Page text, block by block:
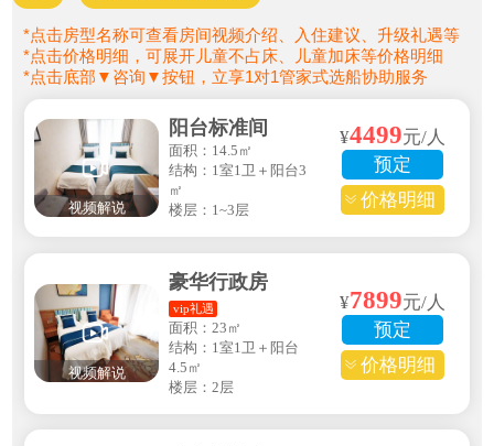
*点击房型名称可查看房间视频介绍、入住建议、升级礼遇等
*点击价格明细，可展开儿童不占床、儿童加床等价格明细
*点击底部▼咨询▼按钮，立享1对1管家式选船协助服务
视频解说
阳台标准间
面积：14.5㎡
结构：1室1卫＋阳台3
㎡
楼层：1~3层
¥4499元/人
预定
价格明细
视频解说
豪华行政房
vip礼遇
面积：23㎡
结构：1室1卫＋阳台
4.5㎡
楼层：2层
¥7899元/人
预定
价格明细